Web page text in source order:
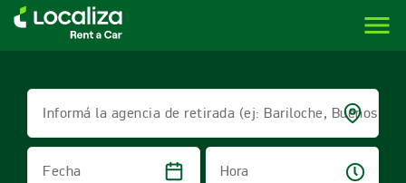
LOCALIZA ALQUILER DE VEHÍCULOS | LOCALIZA menu
Informá la agencia de retirada (ej: Bariloche, Buenos
Fecha
Hora